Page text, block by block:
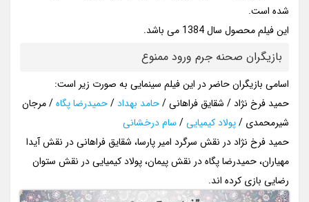
شده است.
این فیلم محصول سال 1384 می باشد.
بازیگران صحنه جرم ورود ممنوع
اسامی بازیگران حاضر در این فیلم سینمایی به صورت زیر است:
حمید فرخ نژاد / شقایق فراهانی /حامد بهداد/حمیدرضا پگاه/ مرجان
شیرمحمدی /پولاد کیمیایی/ سام درخشانی
حمید فرخ نژاد در نقش سرگرد امیر پارسا، شقایق فراهانی در نقش آیدا
مهیاران، حمیدرضا پگاه در نقش پیمان، پولاد کیمیایی در نقش ستوان
رضایی بازی کرده اند.